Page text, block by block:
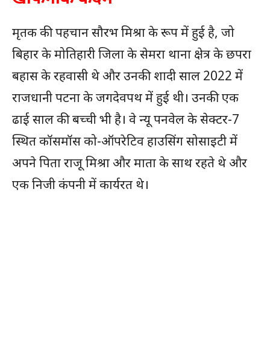
मृतक की पहचान सौरभ मिश्रा के रूप में हुई है, जो
बिहार के मोतिहारी जिला के सेमरा थाना क्षेत्र के छपरा
बहास के रहवासी थे और उनकी शादी साल 2022 में
राजधानी पटना के जगदेवपथ में हुई थी। उनकी एक
ढाई साल की बच्ची भी है। वे न्यू पनवेल के सेक्टर-7
स्थित कॉसमॉस को-ऑपरेटिव हाउसिंग सोसाइटी में
अपने पिता राजू मिश्रा और माता के साथ रहते थे और
एक निजी कंपनी में कार्यरत थे।